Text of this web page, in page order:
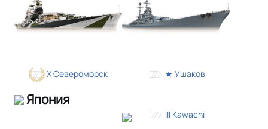
X Североморск ★ Ушаков
Япония
III Kawachi